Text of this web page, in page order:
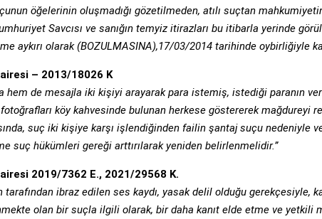
öğelerinin oluşmadığı gözetilmeden, atılı suçtan
Savcısı ve sanığın temyiz itirazları bu itibarla yerinde
aykırı olarak (BOZULMASINA),17/03/2014 tarihinde oybirliğiyle
– 2013/18026 K
hem de mesajla iki kişiyi arayarak para istemiş, istediği paranın
köy kahvesinde bulunan herkese göstererek mağdureyi
suç iki kişiye karşı işlendiğinden failin şantaj suçu nedeniyle
suç hükümleri gereği arttırılarak yeniden belirlenmelidir.”
2019/7362 E., 2021/29568 K.
tarafından ibraz edilen ses kaydı, yasak delil olduğu gerekçesiyle,
olan bir suçla ilgili olarak, bir daha kanıt elde etme ve yetkili